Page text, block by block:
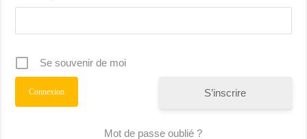
Se souvenir de moi
S’inscrire
Mot de passe oublié ?